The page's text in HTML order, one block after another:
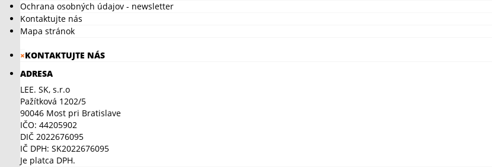
Ochrana osobných údajov - newsletter
Kontaktujte nás
Mapa stránok
×KONTAKTUJTE NÁS
ADRESA
LEE. SK, s.r.o
Pažítková 1202/5
90046 Most pri Bratislave
IČO: 44205902
DIČ 2022676095
IČ DPH: SK2022676095
Je platca DPH.